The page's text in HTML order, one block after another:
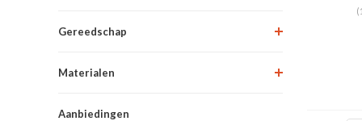
Gereedschap
Materialen
Aanbiedingen